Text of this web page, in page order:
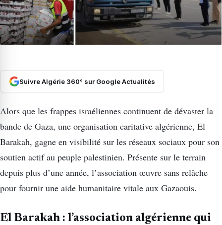
Suivre Algérie 360° sur Google Actualités
Alors que les frappes israéliennes continuent de dévaster la
bande de Gaza, une organisation caritative algérienne, El
Barakah, gagne en visibilité sur les réseaux sociaux pour son
soutien actif au peuple palestinien. Présente sur le terrain
depuis plus d’une année, l’association œuvre sans relâche
pour fournir une aide humanitaire vitale aux Gazaouis.
El Barakah : l’association algérienne qui